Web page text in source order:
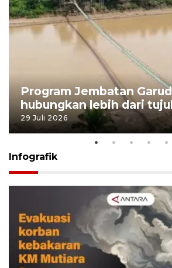
Program Jembatan
hubungkan lebih dari
29 Juli 2026
Infografik